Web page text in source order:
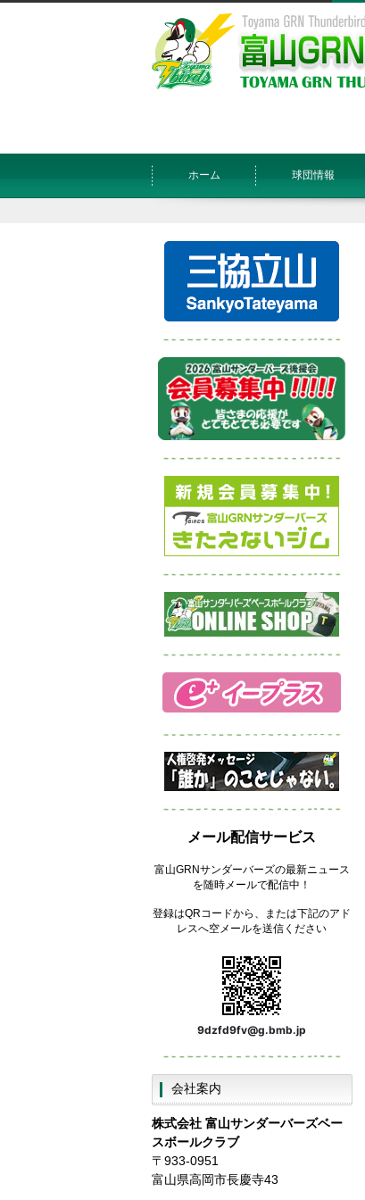
ホーム 球団情報
メール配信サービス
富山GRNサンダーバーズの最新ニュース
を随時メールで配信中！
登録はQRコードから、または下記のアド
レスへ空メールを送信ください
9dzfd9fv@g.bmb.jp
会社案内
株式会社富山サンダーバーズベー
スボールクラブ
〒933-0951
富山県高岡市長慶寺43